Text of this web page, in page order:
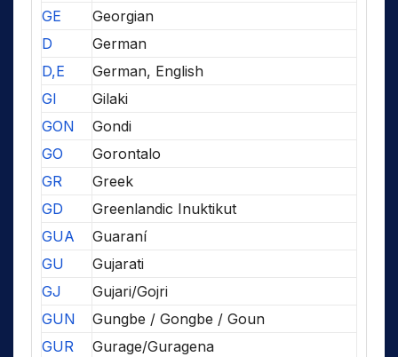
GE
Georgian
D
German
D,E
German, English
GI
Gilaki
GON
Gondi
GO
Gorontalo
GR
Greek
GD
Greenlandic Inuktikut
GUA
Guaraní
GU
Gujarati
GJ
Gujari/Gojri
GUN
Gungbe / Gongbe / Goun
GUR
Gurage/Guragena